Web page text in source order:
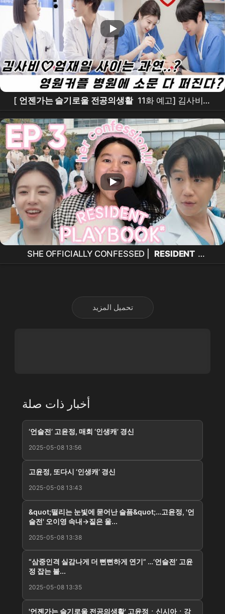
[ 언젠가는 슬기로울 전공의생활 11화 예고] 김사비♥
엄재일..??? ㅣ오이영-구도권 영원커플 이대로도 괜찮
을까? #언젠가는슬기로울전공의생활 #혜필로그
SHE OFFICIALLY CONFESSED |
RESIDENT
PLAYBOOK EP 3 Reaction | 언젠가는 슬기로울 전공
تحميل المزيد
أخبار ذات صلة
‘언슬전’ 고윤정, 매회 ‘인생캐’ 경신
2025-05-08 13:56
고윤정, 또다시 ‘인생캐’ 경신
2025-05-08 13:43
&quot;떨리는 눈빛에 묻어난 슬픔&quot;…고윤정, '언
슬전' 오이영 속내→짙은 울...
2025-05-08 13:38
“삼중인격 실감나게 더 뻔뻔하게 연기” …‘언슬전’ 고윤
정 잡는 불...
2025-05-08 13:35
'언젠가는 슬기로울 전공의생활' 고윤정ㆍ신시아ㆍ강